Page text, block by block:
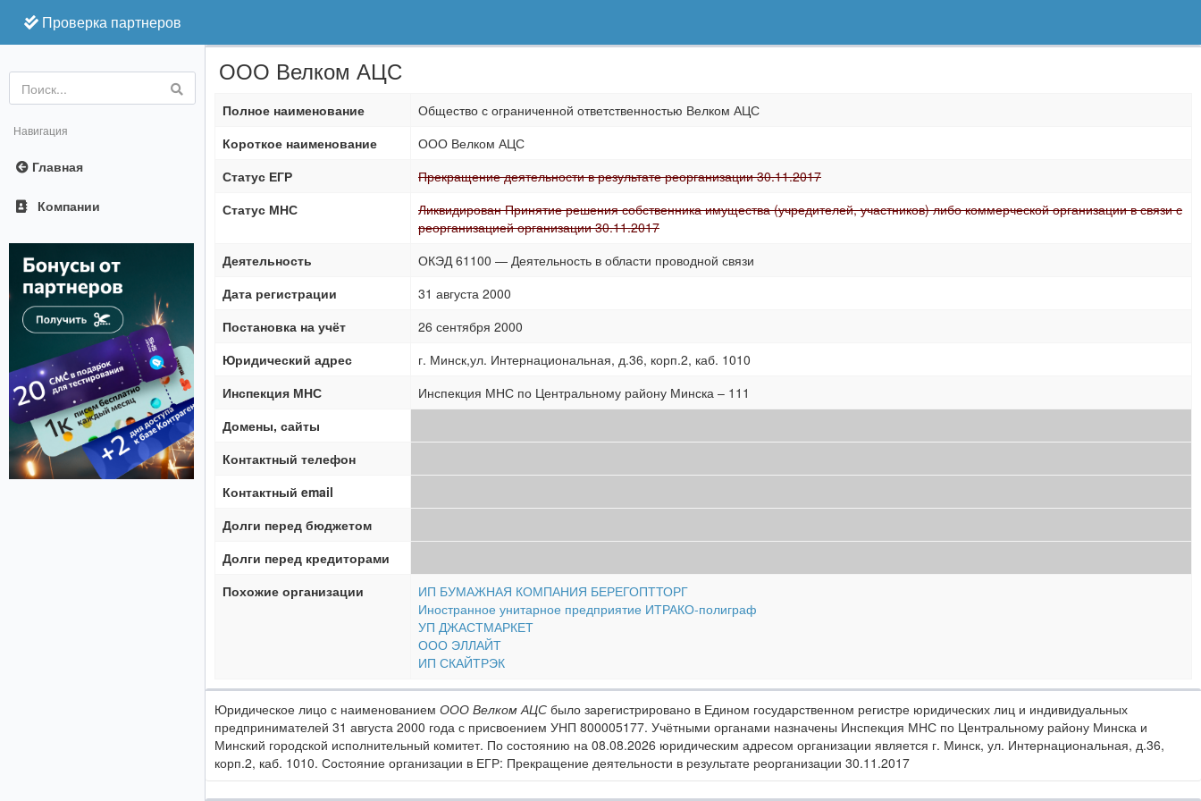
Проверка партнеров
Online
Навигация
Главная
Компании
ООО Велком АЦС
Полное наименование
Общество с ограниченной ответственностью Велком АЦС
Короткое наименование
ООО Велком АЦС
Статус ЕГР
Прекращение деятельности в результате реорганизации 30.11.2017
Статус МНС
Ликвидирован Принятие решения собственника имущества (учредителей, участников) либо коммерческой организации в связи с
реорганизацией организации 30.11.2017
Деятельность
ОКЭД 61100 — Деятельность в области проводной связи
Дата регистрации
31 августа 2000
Постановка на учёт
26 сентября 2000
Юридический адрес
г. Минск,ул. Интернациональная, д.36, корп.2, каб. 1010
Инспекция МНС
Инспекция МНС по Центральному району Минска – 111
Домены, сайты
Контактный телефон
Контактный email
Долги перед бюджетом
Долги перед кредиторами
Похожие организации
ИП БУМАЖНАЯ КОМПАНИЯ БЕРЕГОПТТОРГ
Иностранное унитарное предприятие ИТРАКО-полиграф
УП ДЖАСТМАРКЕТ
ООО ЭЛЛАЙТ
ИП СКАЙТРЭК
Юридическое лицо с наименованием ООО Велком АЦС было зарегистрировано в Едином государственном регистре юридических лиц и индивидуальных
предпринимателей 31 августа 2000 года с присвоением УНП 800005177. Учётными органами назначены Инспекция МНС по Центральному району Минска и
Минский городской исполнительный комитет. По состоянию на 08.08.2026 юридическим адресом организации является г. Минск, ул. Интернациональная, д.36,
корп.2, каб. 1010. Состояние организации в ЕГР: Прекращение деятельности в результате реорганизации 30.11.2017